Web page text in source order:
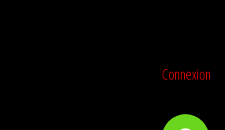
Connexion